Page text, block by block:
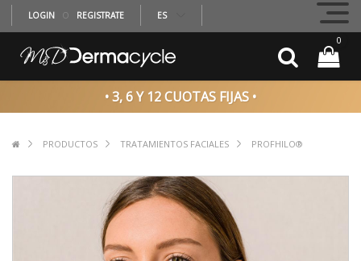
LOGIN O REGISTRATE ES
0
• 3, 6 Y 12 CUOTAS FIJAS •
PRODUCTOS TRATAMIENTOS FACIALES PROFHILO®️